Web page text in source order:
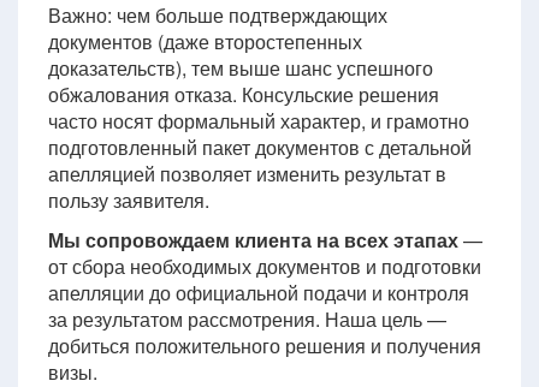
Важно: чем больше подтверждающих
документов (даже второстепенных
доказательств), тем выше шанс успешного
обжалования отказа. Консульские решения
часто носят формальный характер, и грамотно
подготовленный пакет документов с детальной
апелляцией позволяет изменить результат в
пользу заявителя.
Мы сопровождаем клиента на всех этапах—
от сбора необходимых документов и подготовки
апелляции до официальной подачи и контроля
за результатом рассмотрения. Наша цель —
добиться положительного решения и получения
визы.